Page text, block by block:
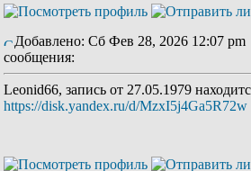
Добавлено: Сб Фев 28, 2026 12:07 pm
сообщения:
Leonid66, запись от 27.05.1979
https://disk.yandex.ru/d/MzxI5j4Ga5R72w